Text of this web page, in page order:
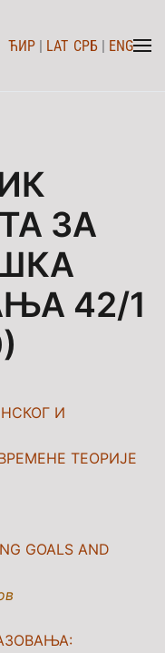
ЋИР | LAT СРБ | ENG
ЗА
42/1
И
ТЕОРИЈЕ
GOALS AND